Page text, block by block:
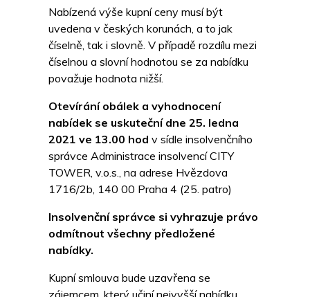
Nabízená výše kupní ceny musí být
uvedena v českých korunách, a to jak
číselně, tak i slovně. V případě rozdílu mezi
číselnou a slovní hodnotou se za nabídku
považuje hodnota nižší.
Otevírání obálek a vyhodnocení
nabídek se uskuteční dne 25. ledna
2021 ve 13.00 hod v sídle insolvenčního
správce Administrace insolvencí CITY
TOWER, v.o.s., na adrese Hvězdova
1716/2b, 140 00 Praha 4 (25. patro)
Insolvenční správce si vyhrazuje právo
odmítnout všechny předložené
nabídky.
Kupní smlouva bude uzavřena se